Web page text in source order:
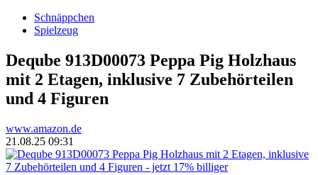
Schnäppchen
Spielzeug
Deqube 913D00073 Peppa Pig Holzhaus
mit 2 Etagen, inklusive 7 Zubehörteilen
und 4 Figuren
www.amazon.de
21.08.25 09:31